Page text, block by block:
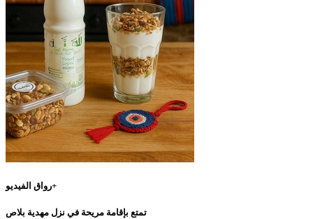
رواق الفيديو+
تمتع بإقامة مريحة في نزل مهدية بلاص